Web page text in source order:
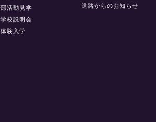
部活動見学
学校説明会
体験入学
進路からのお知らせ